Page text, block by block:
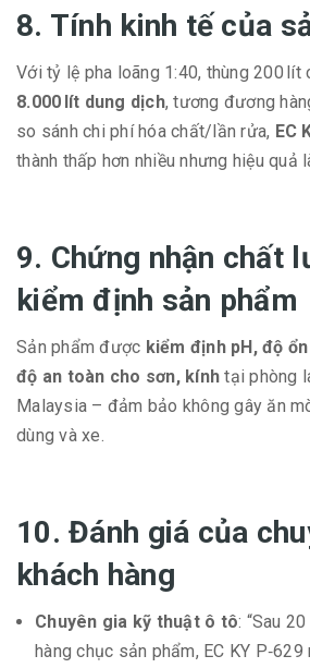
8. Tính kinh tế của
Với tỷ lệ pha loãng 1:40, thùng 200 lít
8.000 lít dung dịch, tương đương
so sánh chi phí hóa chất/lần rửa, EC
thành thấp hơn nhiều nhưng hiệu quả
9. Chứng nhận chất
kiểm định sản phẩm
Sản phẩm được kiểm định pH, độ
độ an toàn cho sơn, kính tại phòng
Malaysia – đảm bảo không gây ăn
dùng và xe.
10. Đánh giá của
khách hàng
Chuyên gia kỹ thuật ô tô: “Sau
hàng chục sản phẩm, EC KY